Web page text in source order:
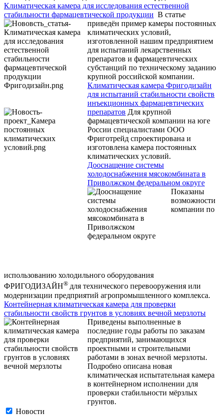
Климатическая камера для исследования естественной
стабильности фармацевтической продукции В статье
приведён пример камеры постоянных
климатических условий,
изготовленной нашим предприятием
для испытаний лекарственных
препаратов и фармацевтических
субстанций по техническому заданию
крупной российской компании.
Климатическая камера Фригодизайн
для испытаний стабильности свойств
инъекционных фармацевтических
препаратов Для крупной
фармацевтической компании на юге
России специалистами ООО
Фриготрейд спроектирована и
изготовлена камера постоянных
климатических условий.
Дооснащение системы
холодоснабжения мясокомбината в
Приволжском федеральном округе
Показаны
возможности
компании по
использованию холодильного оборудования
ФРИГОДИЗАЙН® для технического перевооружения или
модернизации предприятий агропромышленного комплекса.
Контейнерная климатическая камера для проверки
стабильности свойств грунтов в условиях вечной мерзлоты
Приведены выполненные в
последние годы работы по заказам
предприятий, занимающихся
проектными и строительными
работами в зонах вечной мерзлоты.
Подробно описана новая
климатическая испытательная камера
в контейнерном исполнении для
проверки стабильности мёрзлых
грунтов.
Новости